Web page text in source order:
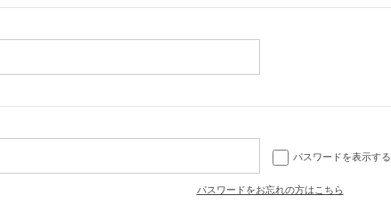
パスワードを表示する
パスワードをお忘れの方はこちら